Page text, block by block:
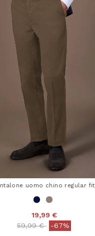
uomo chino regular fit
19,99 €
Price reduced from
59,99 €to-67%